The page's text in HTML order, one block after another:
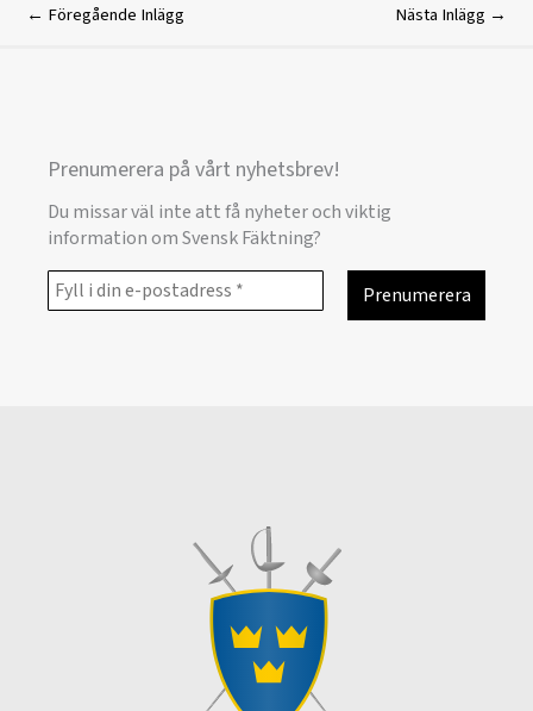
← Föregående Inlägg Nästa Inlägg →
Prenumerera på vårt nyhetsbrev!
Du missar väl inte att få nyheter och viktig
information om Svensk Fäktning?